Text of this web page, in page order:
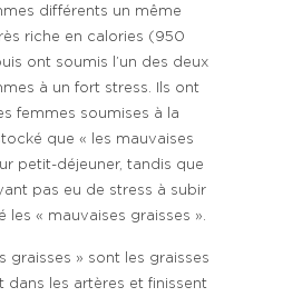
différents un même
riche en calories (950
ont soumis l’un des deux
à un fort stress. Ils ont
femmes soumises à la
que « les mauvaises
petit-déjeuner, tandis que
pas eu de stress à subir
les « mauvaises graisses ».
graisses » sont les graisses
dans les artères et finissent